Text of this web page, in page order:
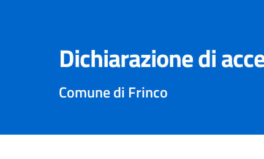
Dichiarazione di
Comune di Frinco